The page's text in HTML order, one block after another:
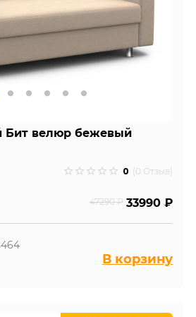
Бит велюр бежевый
0 (0 Отзыв)
47290 ₽ 33990 ₽
В корзину